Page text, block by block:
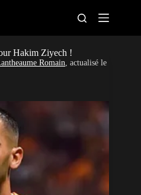
féminine
sportifs
Hakim Ziyech !
Romain, actualisé le